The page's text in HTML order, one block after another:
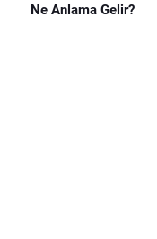
Ne Anlama Gelir?